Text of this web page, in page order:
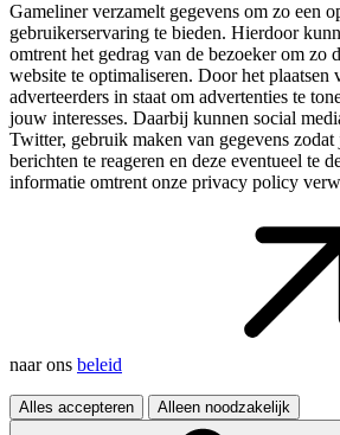
Gameliner verzamelt gegevens om zo een
gebruikerservaring te bieden. Hierdoor
omtrent het gedrag van de bezoeker om zo
website te optimaliseren. Door het plaatsen
adverteerders in staat om advertenties te
jouw interesses. Daarbij kunnen social
Twitter, gebruik maken van gegevens zodat
berichten te reageren en deze eventueel te
informatie omtrent onze privacy policy
naar ons beleid
Alles accepteren Alleen noodzakelijk